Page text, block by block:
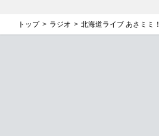
トップ ラジオ 北海道ライブ あさミミ！